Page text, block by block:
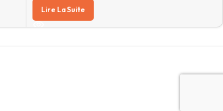
Lire La Suite